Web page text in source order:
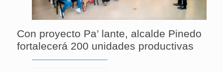
Con proyecto Pa’ lante, alcalde Pinedo
fortalecerá 200 unidades productivas